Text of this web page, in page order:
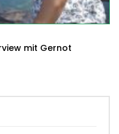
mit Gernot